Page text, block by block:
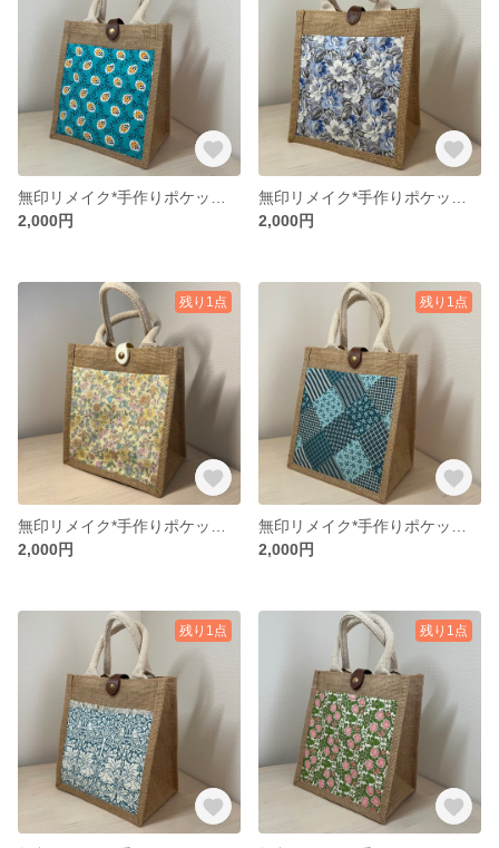
2,000円
2,000円
残り1点
2,000円
残り1点
2,000円
残り1点 残り1点